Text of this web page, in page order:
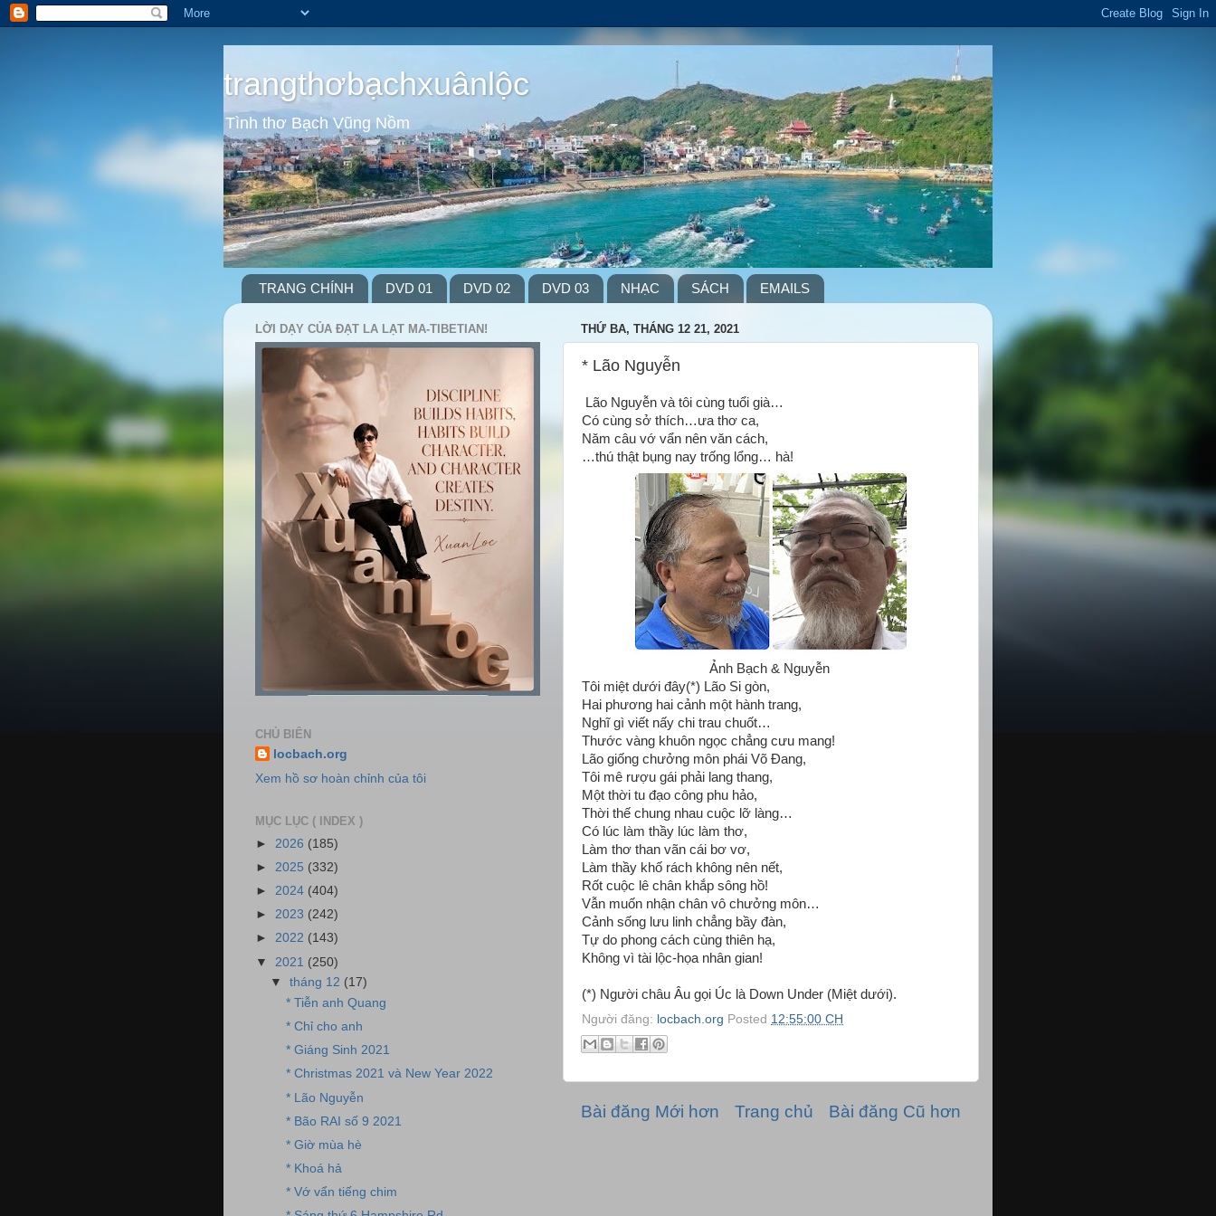
trangthơbạchxuânlộc
Tình thơ Bạch Vũng Nồm
TRANG CHÍNH DVD 01 DVD 02 DVD 03 NHẠC SÁCH EMAILS
THỨ BA, THÁNG 12 21, 2021
* Lão Nguyễn
Lão Nguyễn và tôi cùng tuổi già…
Có cùng sở thích…ưa thơ ca,
Năm câu vớ vẩn nên văn cách,
…thú thật bụng nay trống lổng… hà!
Ảnh Bạch & Nguyễn
Tôi miệt dưới đây(*) Lão Si gòn,
Hai phương hai cảnh một hành trang,
Nghĩ gì viết nấy chi trau chuốt…
Thước vàng khuôn ngọc chẳng cưu mang!
Lão giống chưởng môn phái Võ Đang,
Tôi mê rượu gái phải lang thang,
Một thời tu đạo công phu hảo,
Thời thế chung nhau cuộc lỡ làng…
Có lúc làm thầy lúc làm thơ,
Làm thơ than vãn cái bơ vơ,
Làm thầy khố rách không nên nết,
Rốt cuộc lê chân khắp sông hồ!
Vẫn muốn nhận chân vô chưởng môn…
Cảnh sống lưu linh chẳng bầy đàn,
Tự do phong cách cùng thiên hạ,
Không vì tài lộc-họa nhân gian!
(*) Người châu Âu gọi Úc là Down Under (Miệt dưới).
Người đăng: locbach.org Posted 12:55:00 CH
Bài đăng Mới hơn Bài đăng Cũ hơn
Trang chủ
LỜI DẠY CỦA ĐẠT LA LẠT MA-TIBETIAN!
CHỦ BIÊN
locbach.org
Xem hồ sơ hoàn chỉnh của tôi
MỤC LỤC ( INDEX )
► 2026 (185)
► 2025 (332)
► 2024 (404)
► 2023 (242)
► 2022 (143)
▼ 2021 (250)
▼tháng 12 (17)
* Tiễn anh Quang
* Chỉ cho anh
* Giáng Sinh 2021
* Christmas 2021 và New Year 2022
* Lão Nguyễn
* Bão RAI số 9 2021
* Giờ mùa hè
* Khoá hả
* Vớ vẩn tiếng chim